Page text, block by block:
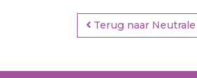
Terug naar